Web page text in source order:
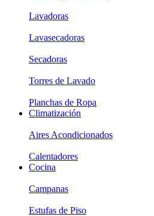
Lavadoras
Lavasecadoras
Secadoras
Torres de Lavado
Planchas de Ropa
Climatización
Aires Acondicionados
Calentadores
Cocina
Campanas
Estufas de Piso